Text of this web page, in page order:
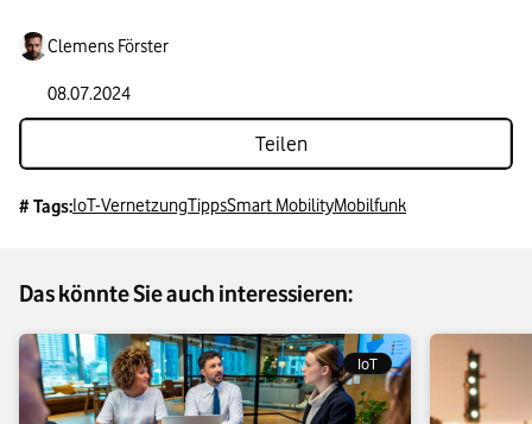
Clemens Förster
08.07.2024
Teilen
# Tags: IoT-VernetzungTippsSmart MobilityMobilfunk
Das könnte Sie auch interessieren:
IoT